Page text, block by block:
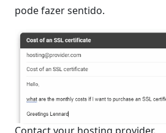
pode fazer sentido.
Contact your hosting provider.